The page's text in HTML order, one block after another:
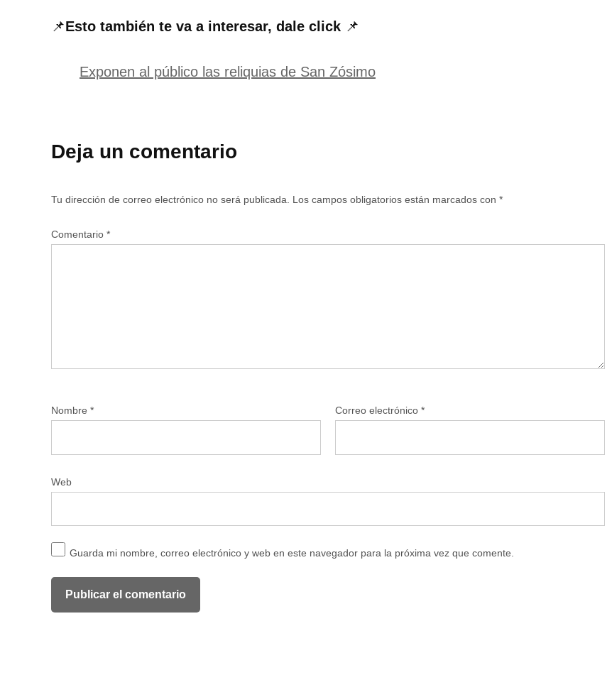
📌Esto también te va a interesar, dale click 📌
Exponen al público las reliquias de San Zósimo
Deja un comentario
Tu dirección de correo electrónico no será publicada. Los campos obligatorios están marcados con *
Comentario *
Nombre * Correo electrónico *
Web
Guarda mi nombre, correo electrónico y web en este navegador para la próxima vez que comente.